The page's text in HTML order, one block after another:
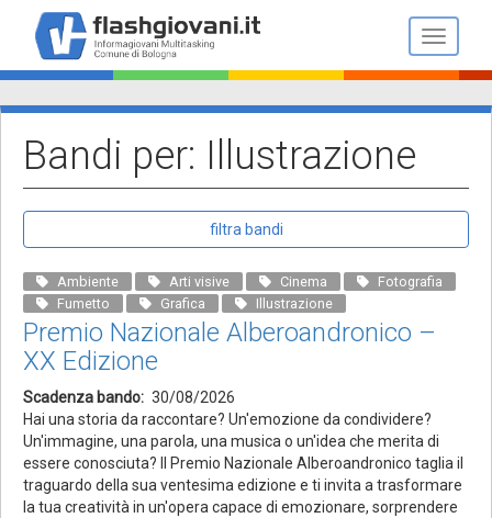
contenuto
principale
Toggle
Bandi per: Illustrazione
filtra bandi
Ambiente Arti visive Cinema
Fotografia
Fumetto
Grafica Illustrazione
Premio Nazionale Alberoandronico –
XX Edizione
Scadenza bando
30/08/2026
Hai una storia da raccontare? Un'emozione da condividere?
Un'immagine, una parola, una musica o un'idea che merita di
essere conosciuta? Il Premio Nazionale Alberoandronico taglia il
traguardo della sua ventesima edizione e ti invita a trasformare
la tua creatività in un'opera capace di emozionare, sorprendere